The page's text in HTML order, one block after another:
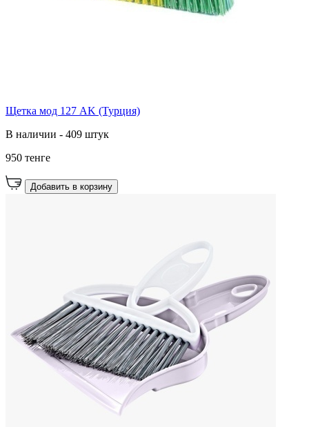
Щетка мод 127 AK (Турция)
В наличии - 409 штук
950 тенге
Добавить в корзину